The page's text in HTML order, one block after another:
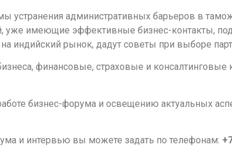
устранения административных барьеров в
уже имеющие эффективные бизнес-контакты,
индийский рынок, дадут советы при выборе
финансовые, страховые и консалтинговые
бизнес-форума и освещению актуальных
и интервью вы можете задать по телефонам: